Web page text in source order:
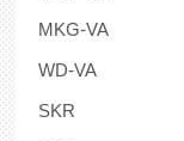
MKG-VA
WD-VA
SKR